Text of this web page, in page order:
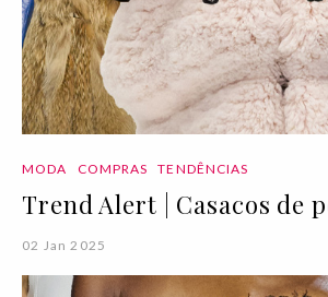
MODA COMPRAS TENDÊNCIAS
Trend Alert | Casacos de
02 Jan 2025